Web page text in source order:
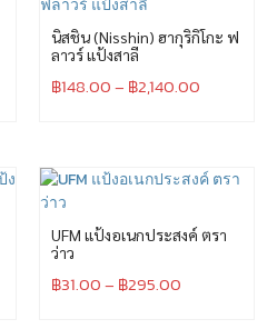
นิสชิน (Nisshin) ฮากุริกิโกะ ฟ
ลาวร์ แป้งสาลี
฿148.00– ฿2,140.00
UFM แป้งอเนกประสงค์ ตรา
ว่าว
฿31.00– ฿295.00